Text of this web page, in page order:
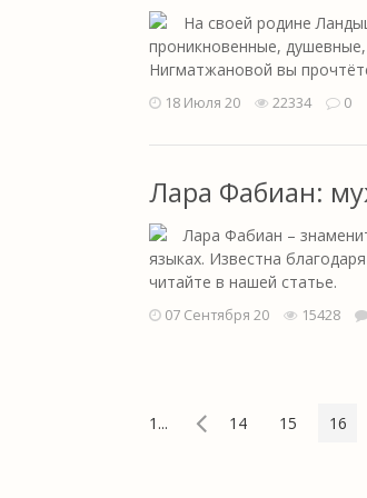
На своей родине
проникновенные,
Нигматжановой вы
18 Июля 20 22334 0
Лара Фабиан:
Лара Фабиан –
языках. Известна
читайте в нашей статье.
07 Сентября 20 15428
1... 14 15 16